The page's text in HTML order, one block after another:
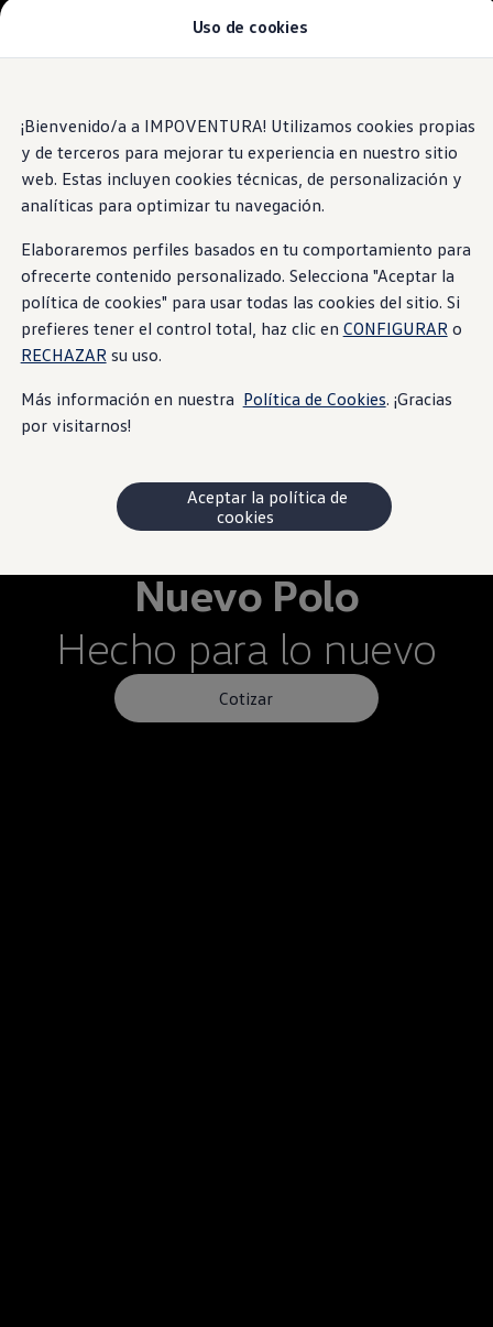
contenido
principal
a pie
de
Modelos y Concesionarios
Contáctenos
Marca y Experiencia
Volkswagen Ecuador
Noticias de Volkswagen Ecuador | Newsroom
Máxima seguridad Latin NCAP en Ecuador |
Manuales de Usuario
Servicios
Piezas originales
Asistencia Vial
Campaña de Recall Airbags Takata
Cliente Fantasma
Mantenimientos Volkswagen
Volkswagen 4Business
Nuevo Polo
Hecho para lo nuevo
Cotizar
Uso de cookies
¡Bienvenido/a a IMPOVENTURA! Utilizamos cookies propias
y de terceros para mejorar tu experiencia en nuestro sitio
web. Estas incluyen cookies técnicas, de personalización y
analíticas para optimizar tu navegación.
Elaboraremos perfiles basados en tu comportamiento para
ofrecerte contenido personalizado. Selecciona "Aceptar la
política de cookies" para usar todas las cookies del sitio. Si
prefieres tener el control total, haz clic en CONFIGURARo
RECHAZARsu uso.
Más información en nuestra Política de Cookies. ¡Gracias
por visitarnos!
Aceptar la política de
cookies